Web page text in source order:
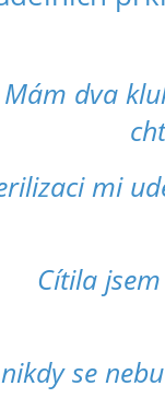
Mám dva
mi
Cítila
se